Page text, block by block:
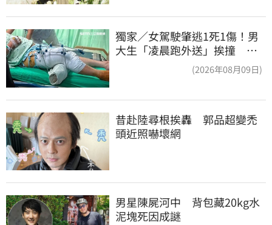
獨家／女駕駛肇逃1死1傷！男
大生「凌晨跑外送」挨撞 媽
(2026年08月09日)
昔赴陸尋根挨轟　郭品超變禿
頭近照嚇壞網
男星陳屍河中　背包藏20kg水
泥塊死因成謎